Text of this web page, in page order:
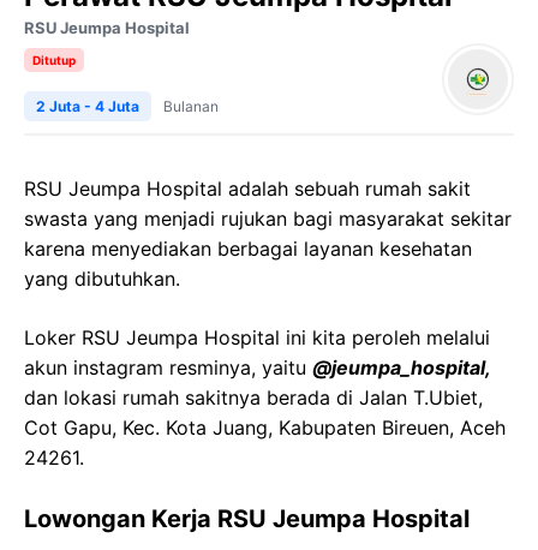
RSU Jeumpa Hospital
Ditutup
2 Juta - 4 Juta Bulanan
RSU Jeumpa Hospital adalah sebuah rumah sakit
swasta yang menjadi rujukan bagi masyarakat sekitar
karena menyediakan berbagai layanan kesehatan
yang dibutuhkan.
Loker RSU Jeumpa Hospital ini kita peroleh melalui
akun instagram resminya, yaitu @jeumpa_hospital,
dan lokasi rumah sakitnya berada di Jalan T.Ubiet,
Cot Gapu, Kec. Kota Juang, Kabupaten Bireuen, Aceh
24261.
Lowongan Kerja RSU Jeumpa Hospital